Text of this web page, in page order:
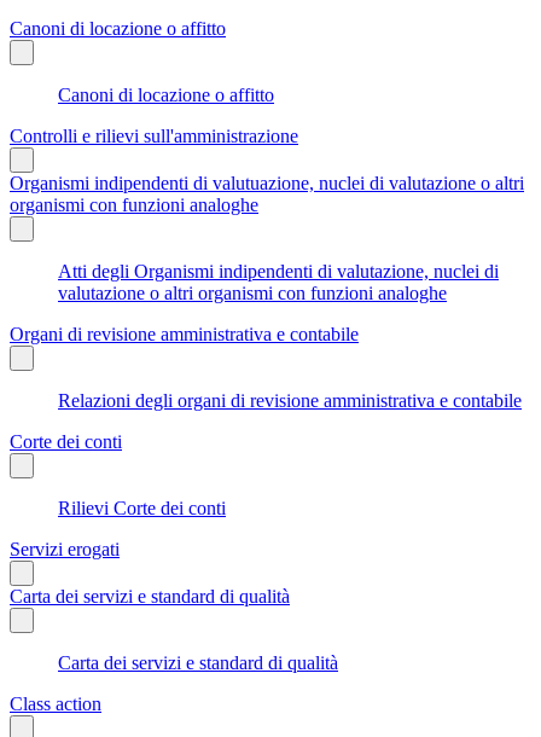
Canoni di locazione o affitto
Canoni di locazione o affitto
Controlli e rilievi sull'amministrazione
Organismi indipendenti di valutuazione, nuclei di valutazione o altri
organismi con funzioni analoghe
Atti degli Organismi indipendenti di valutazione, nuclei di
valutazione o altri organismi con funzioni analoghe
Organi di revisione amministrativa e contabile
Relazioni degli organi di revisione amministrativa e contabile
Corte dei conti
Rilievi Corte dei conti
Servizi erogati
Carta dei servizi e standard di qualità
Carta dei servizi e standard di qualità
Class action